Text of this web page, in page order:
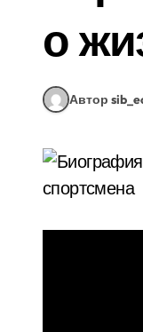
о
Автор